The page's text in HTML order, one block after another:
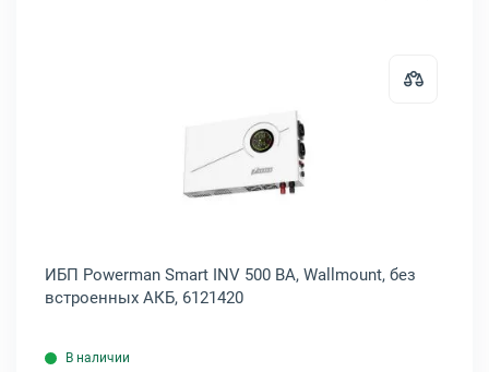
SPIDER 550 ВА, Brick, SPD-550U LCD USBОткрыть товар: ИБП Powerman
ИБП Powerman Smart INV 500 ВА, Wallmount, без
встроенных АКБ, 6121420
В наличии